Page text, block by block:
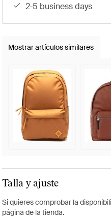
2-5 business days
Mostrar artículos similares
Talla y ajuste
Si quieres comprobar la
página de la tienda.